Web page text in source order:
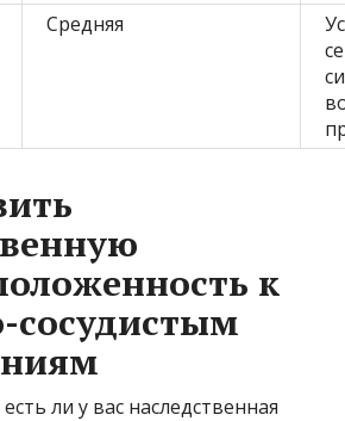
Средняя
к
сосудистым
ли у вас наследственная